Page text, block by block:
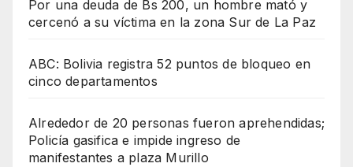
Por una deuda de Bs 200, un hombre mató y
cercenó a su víctima en la zona Sur de La Paz
ABC: Bolivia registra 52 puntos de bloqueo en
cinco departamentos
Alrededor de 20 personas fueron aprehendidas;
Policía gasifica e impide ingreso de
manifestantes a plaza Murillo